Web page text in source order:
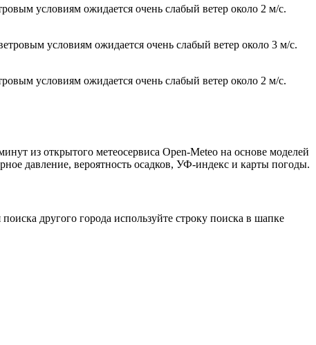
условиям ожидается очень слабый ветер около 2 м/с.
условиям ожидается очень слабый ветер около 3 м/с.
условиям ожидается очень слабый ветер около 2 м/с.
из открытого метеосервиса Open-Meteo на основе моделей
давление, вероятность осадков, УФ-индекс и карты погоды.
другого города используйте строку поиска в шапке